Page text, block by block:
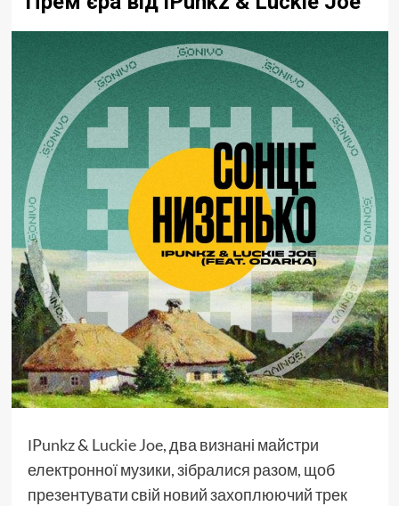
ІPunkz& Luckie Joe, два визнані майстри
електронної музики, зібралися разом, щоб
презентувати свій новий захоплюючий трек